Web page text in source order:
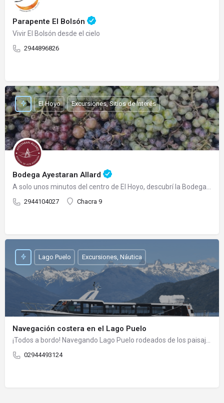
Parapente El Bolsón
Vivir El Bolsón desde el cielo
2944896826
Bodega Ayestaran Allard
2944104027 Chacra 9
El Hoyo Excursiones, Sitios de Interés
Navegación costera en el Lago Puelo
02944493124
Lago Puelo Excursiones, Náutica